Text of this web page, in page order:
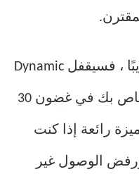
إذا لم يكن الجهاز المقترن قريبًا ، فسيقفل Dynamic
lock تلقائيًا جهاز الكمبيوتر الخاص بك في غضون 30
رائعة إذا كنت
الوصول غير